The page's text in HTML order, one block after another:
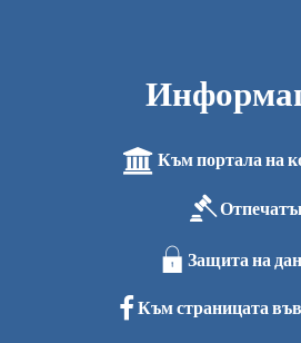
Към портала на
Защита на
Към страницата